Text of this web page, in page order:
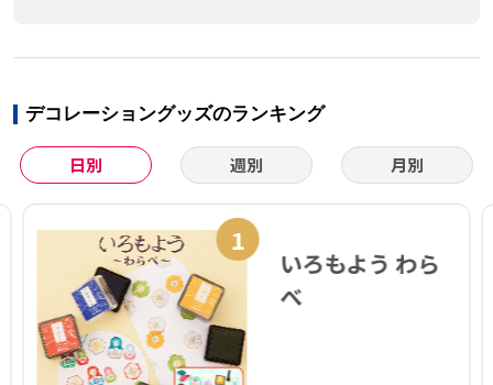
デコレーショングッズのランキング
日別 週別 月別
1
いろもよう わら
べ